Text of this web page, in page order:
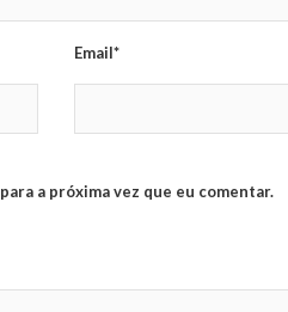
Email*
a próxima vez que eu comentar.